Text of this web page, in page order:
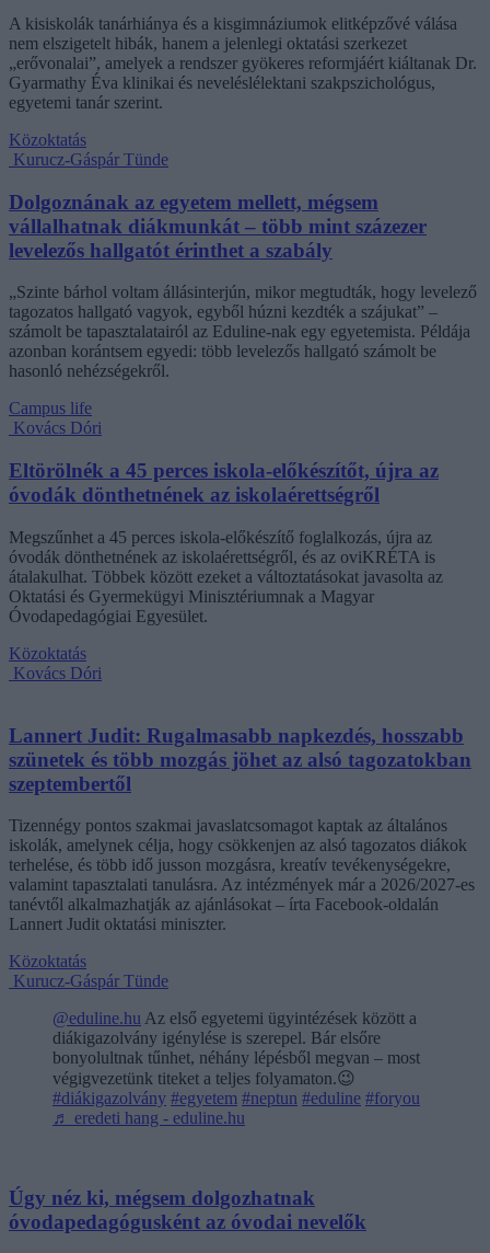
A kisiskolák tanárhiánya és a kisgimnáziumok elitképzővé válása
nem elszigetelt hibák, hanem a jelenlegi oktatási szerkezet
„erővonalai”, amelyek a rendszer gyökeres reformjáért kiáltanak Dr.
Gyarmathy Éva klinikai és neveléslélektani szakpszichológus,
egyetemi tanár szerint.
Közoktatás
Kurucz-Gáspár Tünde
Dolgoznának az egyetem mellett, mégsem
vállalhatnak diákmunkát – több mint százezer
levelezős hallgatót érinthet a szabály
„Szinte bárhol voltam állásinterjún, mikor megtudták, hogy levelező
tagozatos hallgató vagyok, egyből húzni kezdték a szájukat” –
számolt be tapasztalatairól az Eduline-nak egy egyetemista. Példája
azonban korántsem egyedi: több levelezős hallgató számolt be
hasonló nehézségekről.
Campus life
Kovács Dóri
Eltörölnék a 45 perces iskola-előkészítőt, újra az
óvodák dönthetnének az iskolaérettségről
Megszűnhet a 45 perces iskola-előkészítő foglalkozás, újra az
óvodák dönthetnének az iskolaérettségről, és az oviKRÉTA is
átalakulhat. Többek között ezeket a változtatásokat javasolta az
Oktatási és Gyermekügyi Minisztériumnak a Magyar
Óvodapedagógiai Egyesület.
Közoktatás
Kovács Dóri
Lannert Judit: Rugalmasabb napkezdés, hosszabb
szünetek és több mozgás jöhet az alsó tagozatokban
szeptembertől
Tizennégy pontos szakmai javaslatcsomagot kaptak az általános
iskolák, amelynek célja, hogy csökkenjen az alsó tagozatos diákok
terhelése, és több idő jusson mozgásra, kreatív tevékenységekre,
valamint tapasztalati tanulásra. Az intézmények már a 2026/2027-es
tanévtől alkalmazhatják az ajánlásokat – írta Facebook-oldalán
Lannert Judit oktatási miniszter.
Közoktatás
Kurucz-Gáspár Tünde
@eduline.hu Az első egyetemi ügyintézések között a
diákigazolvány igénylése is szerepel. Bár elsőre
bonyolultnak tűnhet, néhány lépésből megvan – most
végigvezetünk titeket a teljes folyamaton.😉
#diákigazolvány #egyetem #neptun #eduline #foryou
♬ eredeti hang - eduline.hu
Úgy néz ki, mégsem dolgozhatnak
óvodapedagógusként az óvodai nevelők